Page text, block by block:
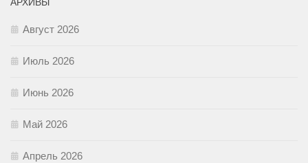
Август 2026
Июль 2026
Июнь 2026
Май 2026
Апрель 2026